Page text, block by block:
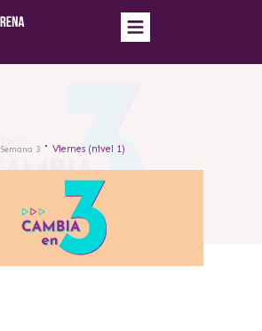
Semana 3 Viernes (nivel 1)